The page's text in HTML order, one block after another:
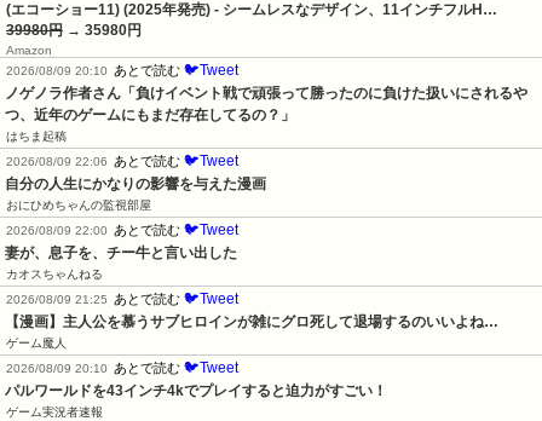
(エコーショー11) (2025年発売) - シームレスなデザイン、11インチフルH…
39980円 → 35980円
Amazon
2026/08/09 20:10
あとで読む 🐦Tweet
ノゲノラ作者さん「負けイベント戦で頑張って勝ったのに負けた扱いにされるや
つ、近年のゲームにもまだ存在してるの？」
はちま起稿
2026/08/09 22:06
あとで読む 🐦Tweet
自分の人生にかなりの影響を与えた漫画
おにひめちゃんの監視部屋
2026/08/09 22:00
あとで読む 🐦Tweet
妻が、息子を、チー牛と言い出した
カオスちゃんねる
2026/08/09 21:25
あとで読む 🐦Tweet
【漫画】主人公を慕うサブヒロインが雑にグロ死して退場するのいいよね…
ゲーム魔人
2026/08/09 20:10
あとで読む 🐦Tweet
パルワールドを43インチ4kでプレイすると迫力がすごい！
ゲーム実況者速報